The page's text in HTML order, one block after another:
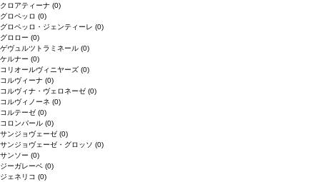
クロアティーナ (0)
グロペッロ (0)
グロペッロ・ジェンティーレ (0)
グロロー (0)
ゲヴュルツトラミネール (0)
ケルナー (0)
コリオールヴィニヤーズ (0)
コルヴィーナ (0)
コルヴィナ・ヴェロネーゼ (0)
コルヴィノーネ (0)
コルテーゼ (0)
コロンバール (0)
サンジョヴェーゼ (0)
サンジョヴェーゼ・グロッソ (0)
サンソー (0)
ジーガレーベ (0)
ジェネリコ (0)